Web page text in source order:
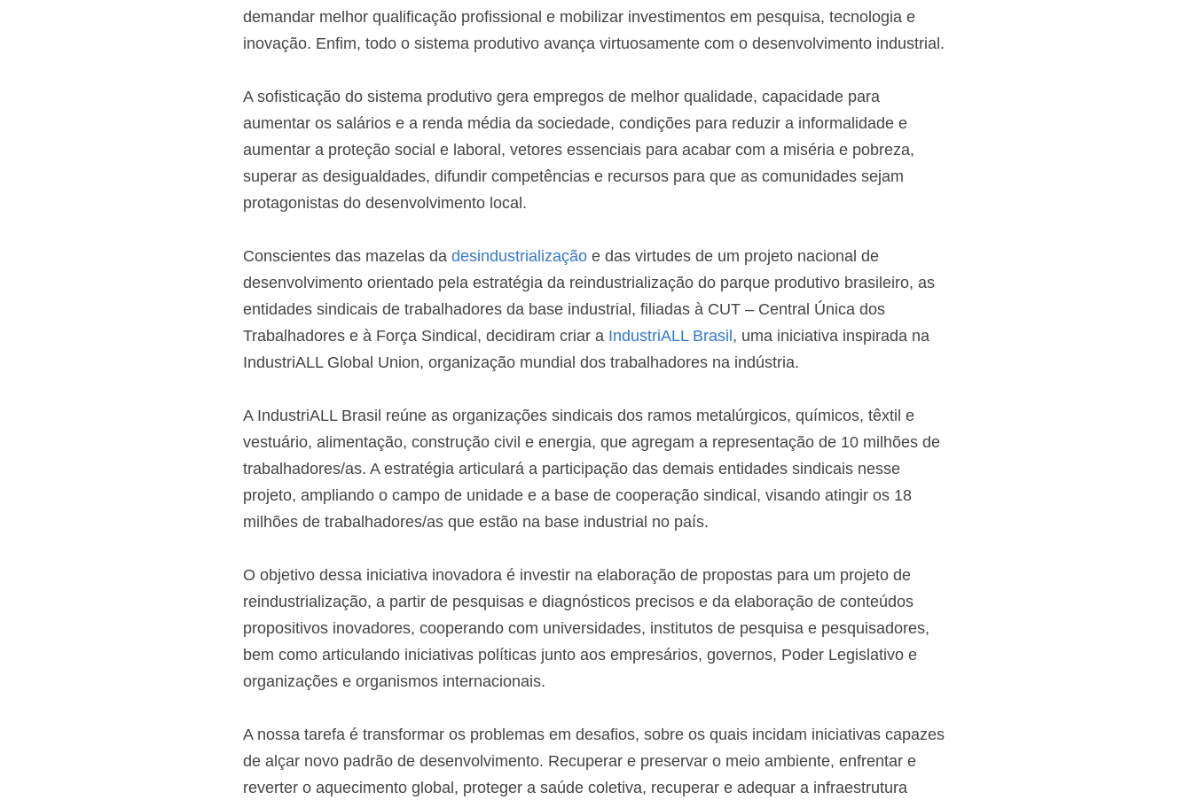
demandar melhor qualificação profissional e mobilizar investimentos em pesquisa, tecnologia e
inovação. Enfim, todo o sistema produtivo avança virtuosamente com o desenvolvimento industrial.
A sofisticação do sistema produtivo gera empregos de melhor qualidade, capacidade para
aumentar os salários e a renda média da sociedade, condições para reduzir a informalidade e
aumentar a proteção social e laboral, vetores essenciais para acabar com a miséria e pobreza,
superar as desigualdades, difundir competências e recursos para que as comunidades sejam
protagonistas do desenvolvimento local.
Conscientes das mazelas da desindustrialização e das virtudes de um projeto nacional de
desenvolvimento orientado pela estratégia da reindustrialização do parque produtivo brasileiro, as
entidades sindicais de trabalhadores da base industrial, filiadas à CUT – Central Única dos
Trabalhadores e à Força Sindical, decidiram criar a IndustriALL Brasil , uma iniciativa inspirada na
IndustriALL Global Union, organização mundial dos trabalhadores na indústria.
A IndustriALL Brasil reúne as organizações sindicais dos ramos metalúrgicos, químicos, têxtil e
vestuário, alimentação, construção civil e energia, que agregam a representação de 10 milhões de
trabalhadores/as. A estratégia articulará a participação das demais entidades sindicais nesse
projeto, ampliando o campo de unidade e a base de cooperação sindical, visando atingir os 18
milhões de trabalhadores/as que estão na base industrial no país.
O objetivo dessa iniciativa inovadora é investir na elaboração de propostas para um projeto de
reindustrialização, a partir de pesquisas e diagnósticos precisos e da elaboração de conteúdos
propositivos inovadores, cooperando com universidades, institutos de pesquisa e pesquisadores,
bem como articulando iniciativas políticas junto aos empresários, governos, Poder Legislativo e
organizações e organismos internacionais.
A nossa tarefa é transformar os problemas em desafios, sobre os quais incidam iniciativas capazes
de alçar novo padrão de desenvolvimento. Recuperar e preservar o meio ambiente, enfrentar e
reverter o aquecimento global, proteger a saúde coletiva, recuperar e adequar a infraestrutura